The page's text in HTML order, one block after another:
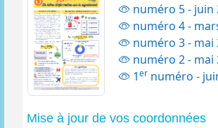
numéro 5 - juin
numéro 4 -
numéro 3 - mai
numéro 2 - mai
1er numéro -
Mise à jour de vos coordonnées